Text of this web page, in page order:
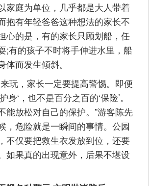
庭为单位，几乎都是大人带着
抱有年轻爸爸这种想法的家长不
心的是，有的家长只顾划船，任
;有的孩子不时将手伸进水里，船
而发生倾斜。
，家长一定要提高警惕。即便
身‘，也不是百分之百的‘保险’。
能放松对自己的保护。”游客陈先
，危险就是一瞬间的事情。公园
不仅要把救生衣发放到位，还要
如果真的出现意外，后果不堪设